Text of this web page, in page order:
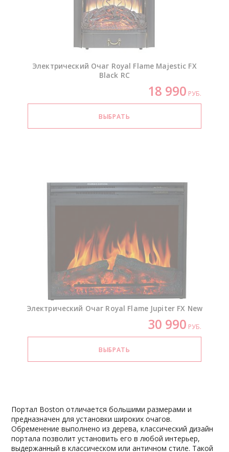
Электрический Очаг Royal Flame Majestic FX
Black RC
18 990 РУБ.
Электрический Очаг Royal Flame Jupiter FX New
30 990 РУБ.
Портал Boston отличается большими размерами и
предназначен для установки широких очагов.
Обременение выполнено из дерева, классический дизайн
портала позволит установить его в любой интерьер,
выдержанный в классическом или античном стиле. Такой